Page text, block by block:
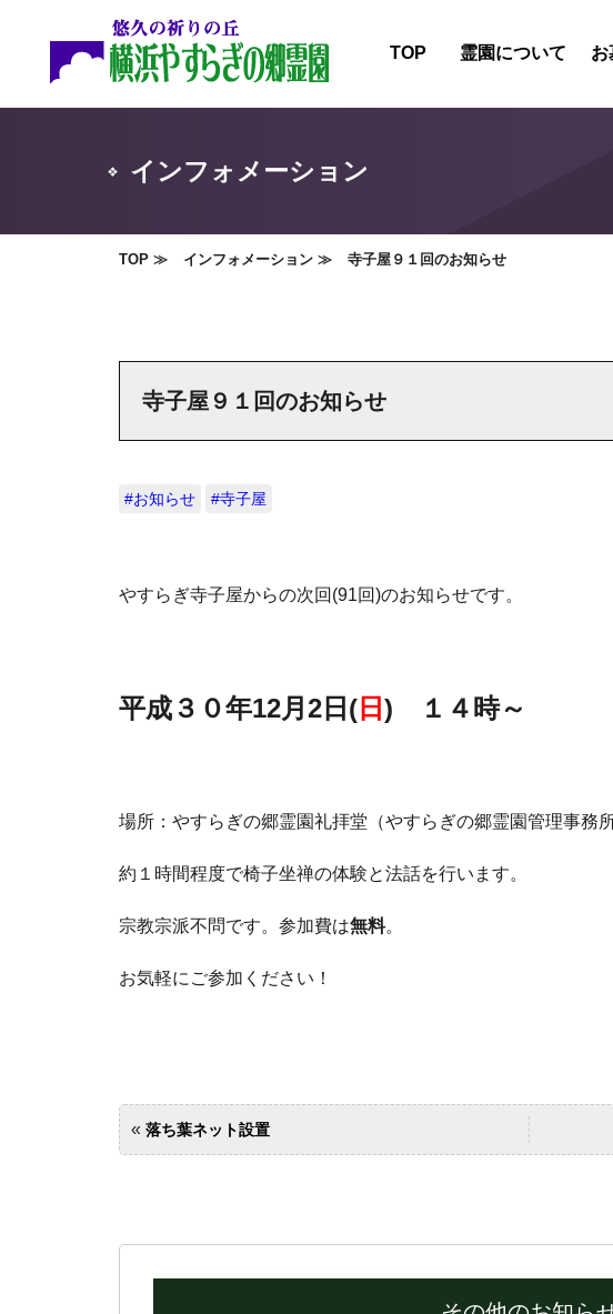
TOP 霊園について
霊園紹介
霊園風景
お
インフォメーション
TOP インフォメーション 寺子屋９１回のお知らせ
寺子屋９１回のお知らせ
#お知らせ #寺子屋
やすらぎ寺子屋からの次回(91回)のお知らせです。
平成３０年12月2日( 日 ) １４時～
場所：やすらぎの郷霊園礼拝堂（やすらぎの郷霊園管理事務所
約１時間程度で椅子坐禅の体験と法話を行います。
宗教宗派不問です。参加費は無料。
お気軽にご参加ください！
« 落ち葉ネット設置